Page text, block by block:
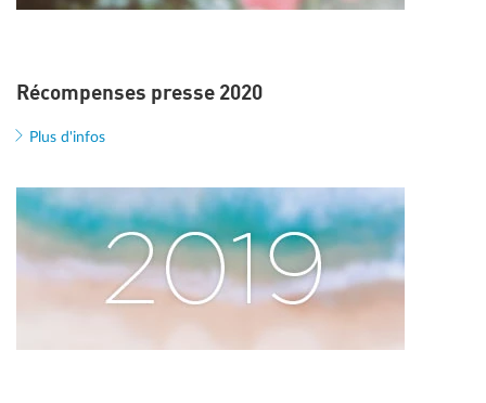
Récompenses presse 2020
Plus d'infos